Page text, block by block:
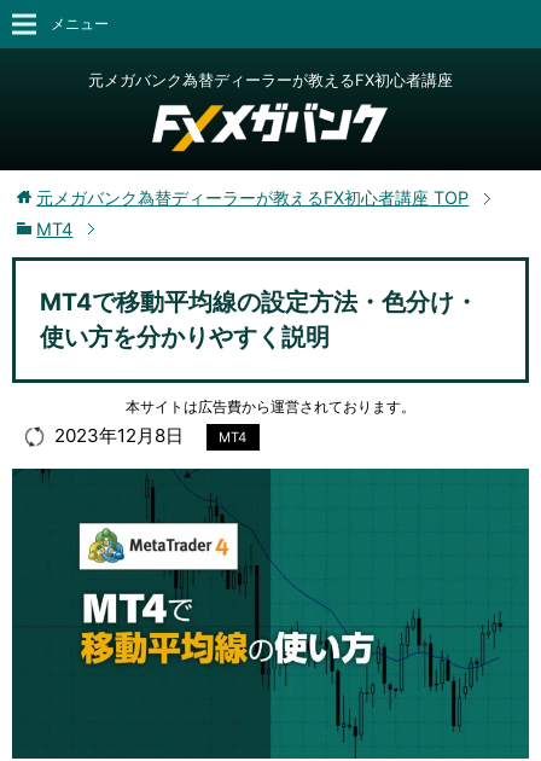
元メガバンク為替ディーラーが教えるFX初心者講座
メニュー
元メガバンク為替ディーラーが教えるFX初心者講座 TOP
MT4
MT4で移動平均線の設定方法・色分け・
使い方を分かりやすく説明
本サイトは広告費から運営されております。
2023年12月8日 MT4